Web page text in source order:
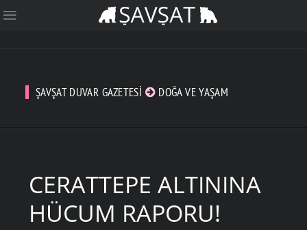
ŞAVŞAT DUVAR GAZETESI DOĞA VE YAŞAM
CERATTEPE ALTININA
HÜCUM RAPORU!